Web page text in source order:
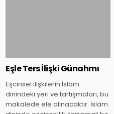
Eşle Ters İlişki Günahmı
Eşcinsel ilişkilerin İslam
dinindeki yeri ve tartışmaları, bu
makalede ele alınacaktır. İslam